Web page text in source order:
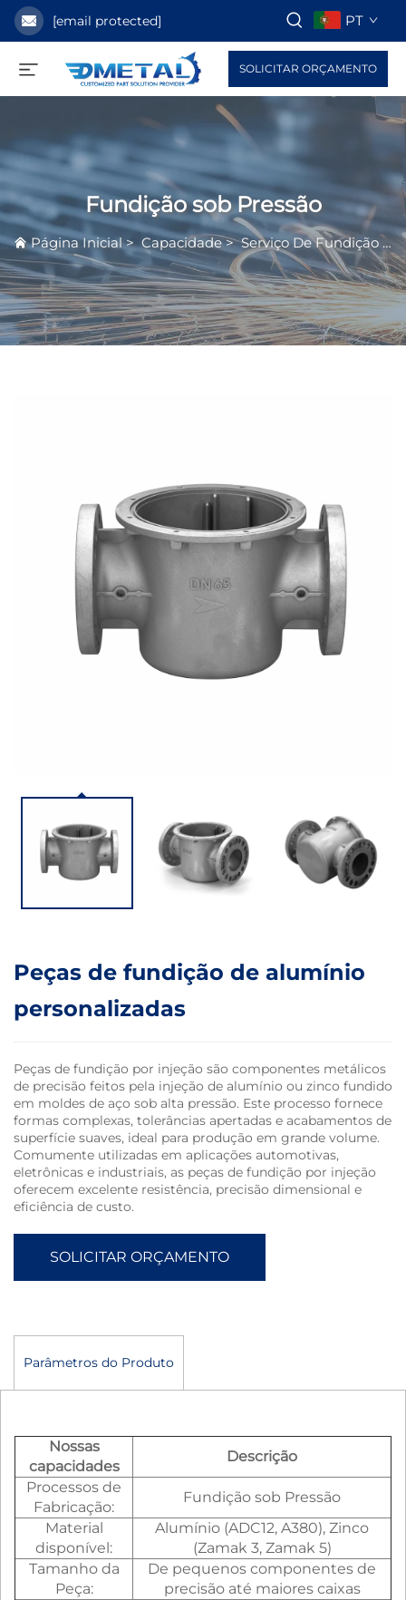
[email protected] PT
SOLICITAR ORÇAMENTO
Fundição sob Pressão
Página Inicial>Capacidade>Serviço De Fundição
Peças de fundição de alumínio
personalizadas
Peças de fundição por injeção são componentes metálicos
de precisão feitos pela injeção de alumínio ou zinco fundido
em moldes de aço sob alta pressão. Este processo fornece
formas complexas, tolerâncias apertadas e acabamentos de
superfície suaves, ideal para produção em grande volume.
Comumente utilizadas em aplicações automotivas,
eletrônicas e industriais, as peças de fundição por injeção
oferecem excelente resistência, precisão dimensional e
eficiência de custo.
SOLICITAR ORÇAMENTO
Parâmetros do Produto
Nossas
capacidades
Descrição
Processos de
Fabricação:
Fundição sob Pressão
Material
disponível:
Alumínio (ADC12, A380), Zinco
(Zamak 3, Zamak 5)
Tamanho da
Peça:
De pequenos componentes de
precisão até maiores caixas